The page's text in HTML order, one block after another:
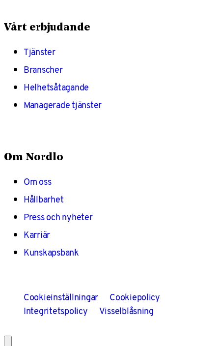
Vårt erbjudande
Tjänster
Branscher
Helhetsåtagande
Managerade tjänster
Om Nordlo
Om oss
Hållbarhet
Press och nyheter
Karriär
Kunskapsbank
Cookieinställningar
Cookiepolicy
Integritetspolicy
Visselblåsning